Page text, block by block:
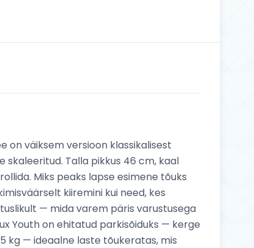
on väiksem versioon klassikalisest
Talla pikkus 46 cm, kaal
Miks peaks lapse esimene tõuks
kiiremini kui need, kes
— mida varem päris varustusega
Youth on ehitatud parkisõiduks — kerge
kg — ideaalne laste tõukeratas, mis